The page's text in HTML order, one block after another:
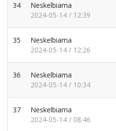
34
Neskelbiama
2024-05-14 / 12:39
35
Neskelbiama
2024-05-14 / 12:26
36
Neskelbiama
2024-05-14 / 10:34
37
Neskelbiama
2024-05-14 / 08:46